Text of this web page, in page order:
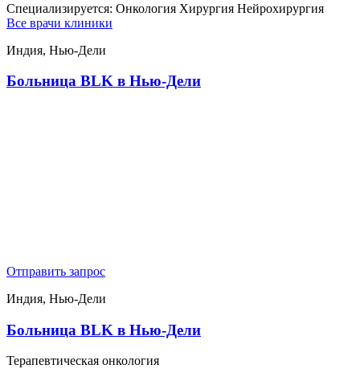
Специализируется: Онкология Хирургия Нейрохирургия
Все врачи клиники
Индия, Нью-Дели
Больница BLK в Нью-Дели
Отправить запрос
Индия, Нью-Дели
Больница BLK в Нью-Дели
Терапевтическая онкология